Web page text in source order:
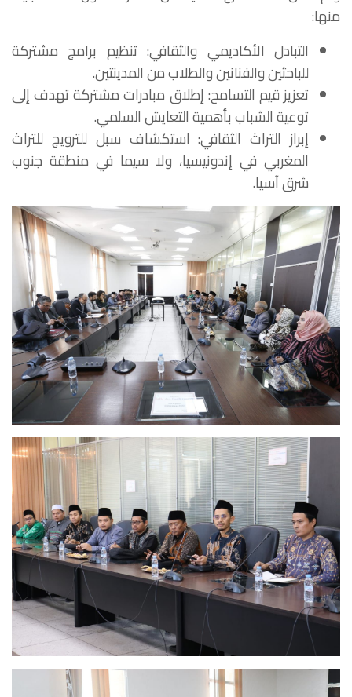
منها:
التبادل الأكاديمي والثقافي: تنظيم برامج مشتركة
للباحثين والفنانين والطلاب من المدينتين.
تعزيز قيم التسامح: إطلاق مبادرات مشتركة تهدف إلى
توعية الشباب بأهمية التعايش السلمي.
إبراز التراث الثقافي: استكشاف سبل للترويج للتراث
المغربي في إندونيسيا، ولا سيما في منطقة جنوب
شرق آسيا.